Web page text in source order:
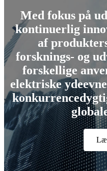
Med fokus på
kontinuerlig
af
forsknings- og
forskellige
elektriske